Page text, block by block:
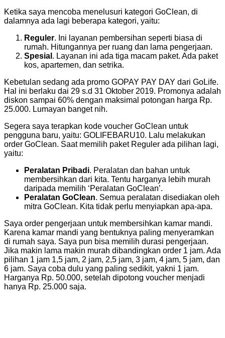
Ketika saya mencoba menelusuri kategori GoClean, di
dalamnya ada lagi beberapa kategori, yaitu:
Reguler. Ini layanan pembersihan seperti biasa di
rumah. Hitungannya per ruang dan lama pengerjaan.
Spesial . Layanan ini ada tiga macam paket. Ada paket
kos, apartemen, dan setrika.
Kebetulan sedang ada promo GOPAY PAY DAY dari GoLife.
Hal ini berlaku dai 29 s.d 31 Oktober 2019. Promonya adalah
diskon sampai 60% dengan maksimal potongan harga Rp.
25.000. Lumayan banget nih.
Segera saya terapkan kode voucher GoClean untuk
pengguna baru, yaitu: GOLIFEBARU10. Lalu melakukan
order GoClean. Saat memilih paket Reguler ada pilihan lagi,
yaitu:
Peralatan Pribadi. Peralatan dan bahan untuk
membersihkan dari kita. Tentu harganya lebih murah
daripada memilih ‘Peralatan GoClean’.
Peralatan GoClean. Semua peralatan disediakan oleh
mitra GoClean. Kita tidak perlu menyiapkan apa-apa.
Saya order pengerjaan untuk membersihkan kamar mandi.
Karena kamar mandi yang bentuknya paling menyeramkan
di rumah saya. Saya pun bisa memilih durasi pengerjaan.
Jika makin lama makin murah dibandingkan order 1 jam. Ada
pilihan 1 jam 1,5 jam, 2 jam, 2,5 jam, 3 jam, 4 jam, 5 jam, dan
6 jam. Saya coba dulu yang paling sedikit, yakni 1 jam.
Harganya Rp. 50.000, setelah dipotong voucher menjadi
hanya Rp. 25.000 saja.